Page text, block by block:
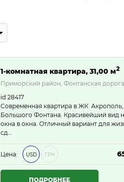
1-комнатная квартира, 31,00 м2
Приморский район, Фонтанская дорога
id 28417
Современная квартира в ЖК Акрополь,
Большого Фонтана. Красивейший вид
окна в окна. Отличный вариант для
сд…
Цена: USD ГРН
2
ПОДРОБНЕЕ